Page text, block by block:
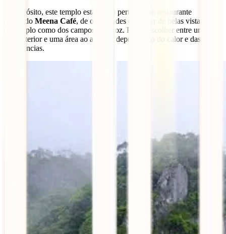
A propósito, este templo está muito perto de um restaurante
chamado Meena Café, de onde podes desfrutar de belas vistas tanto
do templo como dos campos de arroz. Podes escolher entre uma
área interior e uma área ao ar livre, dependendo do calor e das tuas
preferências.